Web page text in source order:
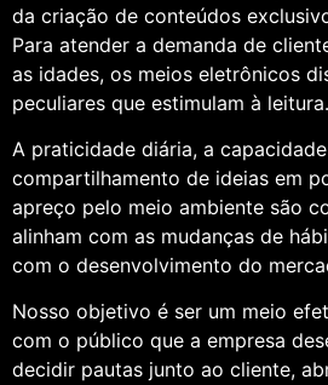
da criação de conteúdos
Para atender a demanda de
as idades, os meios eletrônicos
peculiares que estimulam à leitura.
A praticidade diária, a
compartilhamento de ideias em
apreço pelo meio ambiente são
alinham com as mudanças de
com o desenvolvimento do
Nosso objetivo é ser um meio
com o público que a empresa
decidir pautas junto ao cliente,